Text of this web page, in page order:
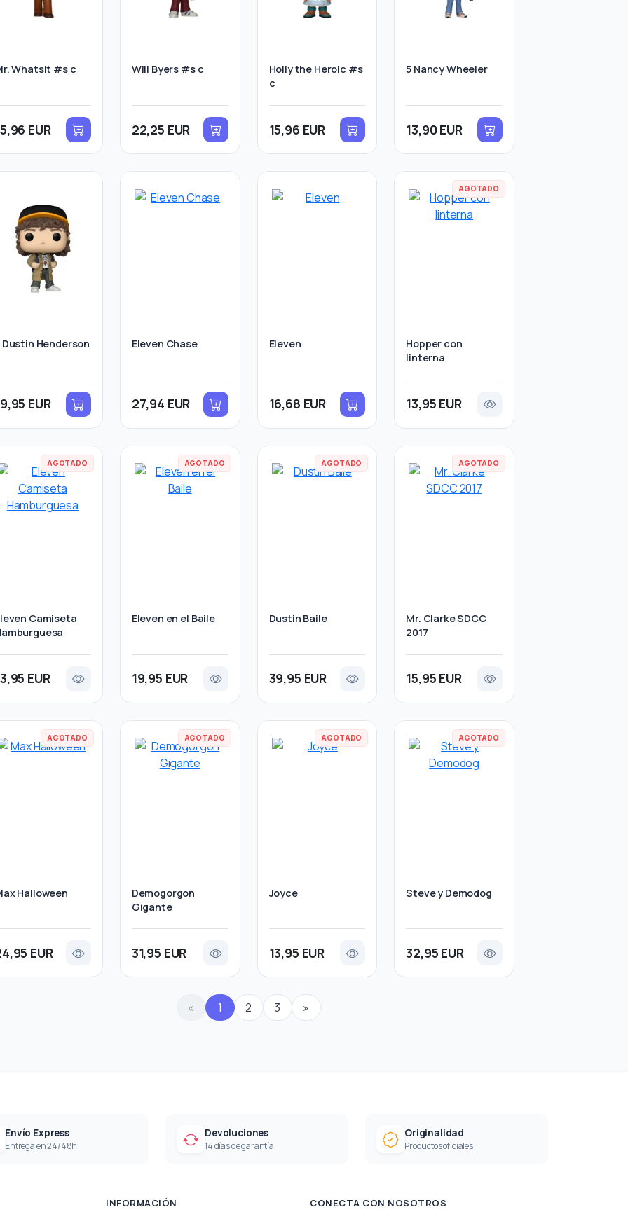
Whatsit #s c
EUR
Will Byers #s c
22,25 EUR
Holly the Heroic #s
c
15,96 EUR
5 Nancy Wheeler
13,90 EUR
Dustin Henderson
EUR
Eleven Chase
27,94 EUR
Eleven
16,68 EUR
AGOTADO
Hopper con
linterna
13,95 EUR
AGOTADO
Camiseta
EUR
AGOTADO
Eleven en el Baile
19,95 EUR
AGOTADO
Dustin Baile
39,95 EUR
AGOTADO
Mr. Clarke SDCC
2017
15,95 EUR
AGOTADO
Halloween
EUR
AGOTADO
Demogorgon
Gigante
31,95 EUR
AGOTADO
Joyce
13,95 EUR
AGOTADO
Steve y Demodog
32,95 EUR
« 1 2 3 »
Envío Express
Entrega en 24/48h
Devoluciones
14 días de garantía
Originalidad
Productos oficiales
INFORMACIÓN CONECTA CON NOSOTROS